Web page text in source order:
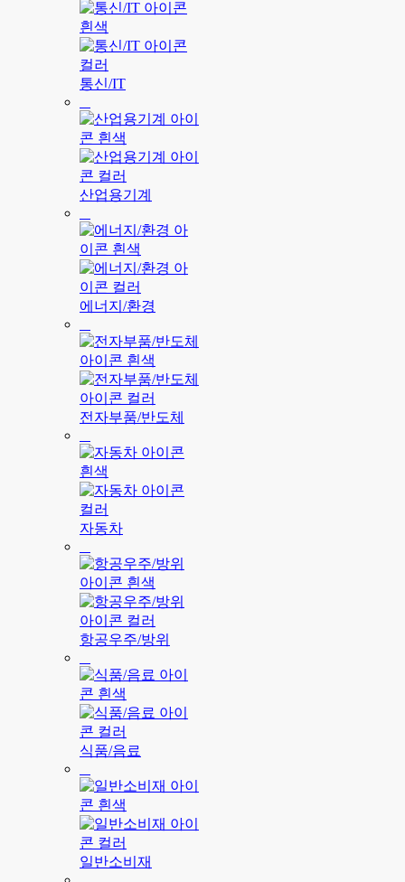
통신/IT
산업용기계
에너지/환경
전자부품/반도체
자동차
항공우주/방위
식품/음료
일반소비재